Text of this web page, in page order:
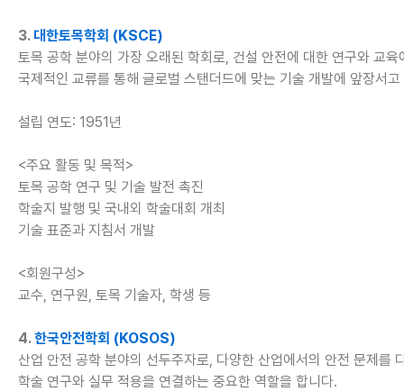
3. 대한토목학회 (KSCE)
토목 공학 분야의 가장 오래된 학회로, 건설 안전에 대한 연구와 교
국제적인 교류를 통해 글로벌 스탠더드에 맞는 기술 개발에 앞장서고
설립 연도: 1951년
<주요 활동 및 목적>
토목 공학 연구 및 기술 발전 촉진
학술지 발행 및 국내외 학술대회 개최
기술 표준과 지침서 개발
<회원구성>
교수, 연구원, 토목 기술자, 학생 등
4.한국안전학회 (KOSOS)
산업 안전 공학 분야의 선두주자로, 다양한 산업에서의 안전 문제를
학술 연구와 실무 적용을 연결하는 중요한 역할을 합니다.